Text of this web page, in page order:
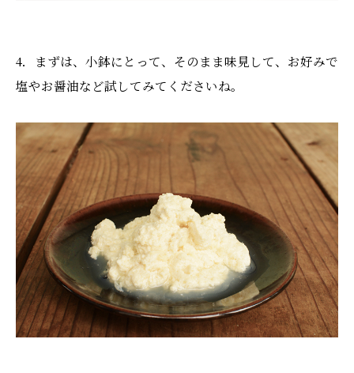
4．まずは、小鉢にとって、そのまま味見して、お好みで
塩やお醤油など試してみてくださいね。